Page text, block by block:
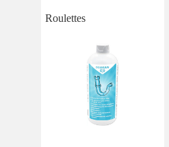
Roulettes